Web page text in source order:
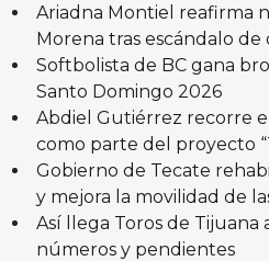
Ariadna Montiel reafirma
Morena tras escándalo
Softbolista de BC gana
Santo Domingo 2026
Abdiel Gutiérrez recorre
como parte del proyecto
Gobierno de Tecate
y mejora la movilidad de
Así llega Toros de Tijuana
números y pendientes